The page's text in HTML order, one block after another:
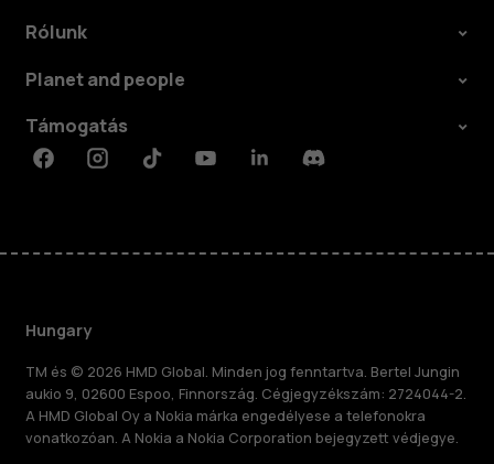
Rólunk
Planet and people
Támogatás
FacebookInstagramTiktokYoutubeLinkedinDiscord
Hungary
TM és © 2026 HMD Global. Minden jog fenntartva. Bertel Jungin
aukio 9, 02600 Espoo, Finnország. Cégjegyzékszám: 2724044-2.
A HMD Global Oy a Nokia márka engedélyese a telefonokra
vonatkozóan. A Nokia a Nokia Corporation bejegyzett védjegye.